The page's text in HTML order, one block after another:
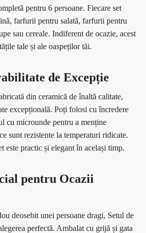
pentru 6 persoane. Fiecare set
farfurii pentru salată, farfurii pentru
sau cereale. Indiferent de ocazie, acest
tale și ale oaspeților tăi.
de Excepție
din ceramică de înaltă calitate,
excepțională. Poți folosi cu încredere
cu microunde pentru a menține
sunt rezistente la temperaturi ridicate.
este practic și elegant în același timp.
pentru Ocazii
deosebit unei persoane dragi, Setul de
perfectă. Ambalat cu grijă și gata